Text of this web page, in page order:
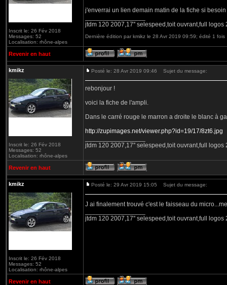
Inscrit le: 26 Fév 2018
Messages: 52
Localisation: rhône-alpes
j'enverrai un lien demain matin de la fiche si besoin
jtdm 120 2007,17'' selespeed,toit ouvrant,full
Dernière édition par kmikz le 28 Avr 2019 09:59; édité 1 fois
Revenir en haut
kmikz
Inscrit le: 26 Fév 2018
Messages: 52
Localisation: rhône-alpes
Posté le: 28 Avr 2019 09:46 Sujet du message:
rebonjour !
voici la fiche de l'ampli.
Dans le carré rouge le marron a droite le blanc à
http://zupimages.net/viewer.php?id=19/17/8zt6.jpg
jtdm 120 2007,17'' selespeed,toit ouvrant,full
Revenir en haut
kmikz
Inscrit le: 26 Fév 2018
Messages: 52
Localisation: rhône-alpes
Posté le: 29 Avr 2019 15:05 Sujet du message:
J ai finalement trouvé c'est le faisseau du
jtdm 120 2007,17'' selespeed,toit ouvrant,full
Revenir en haut